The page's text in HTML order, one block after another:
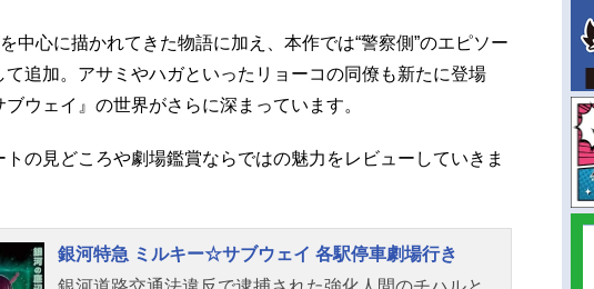
中心に描かれてきた物語に加え、本作では“警察側”のエピソー
て追加。アサミやハガといったリョーコの同僚も新たに登場
ウェイ』の世界がさらに深まっています。
の見どころや劇場鑑賞ならではの魅力をレビューしていきま
銀河特急 ミルキー☆サブウェイ 各駅停車劇場行き